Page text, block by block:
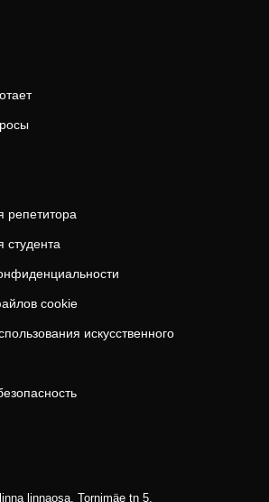
cookie
искусственного
linnaosa, Tornimäe tn 5,